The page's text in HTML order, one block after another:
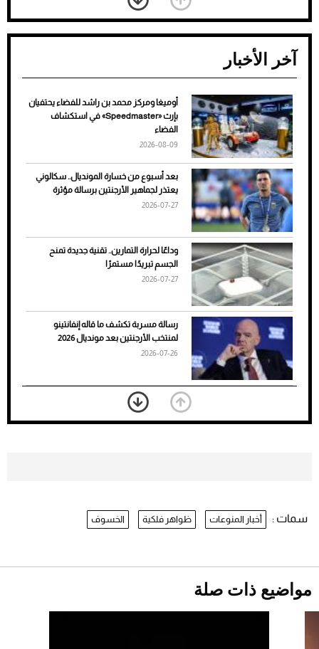
ضعف تبريد مكيف السيارة عند الوقوف.. أشهر
الأسباب والحلول
7 نصائح لاختيار لون البنطلون المناسب للقميص
الأسود
آخر الأخبار
أوميغا ومركز محمد بن راشد للفضاء يحتفيان
بإرث «Speedmaster» في استكشاف
الفضاء
2026-08-09
بعد أسبوع من خسارة المونديال.. سكالوني
يعتذر لجماهير الأرجنتين برسالة مؤثرة
2026-07-27
وداعًا لحرارة التمارين.. تقنية جديدة تمنح
الجسم تبريدًا مستمرًا
2026-07-27
رسالة مسربة تكشف ما قاله إنفانتينو
لمنتخب الأرجنتين بعد مونديال 2026
2026-07-26
«الجوازات» تكشف طريقة استخراج رقم
الحدود للزائر عبر أبشر
2026-07-26
سمات : أخبار المنوعات ظواهر فلكية الخسوف
مواضيع ذات صلة